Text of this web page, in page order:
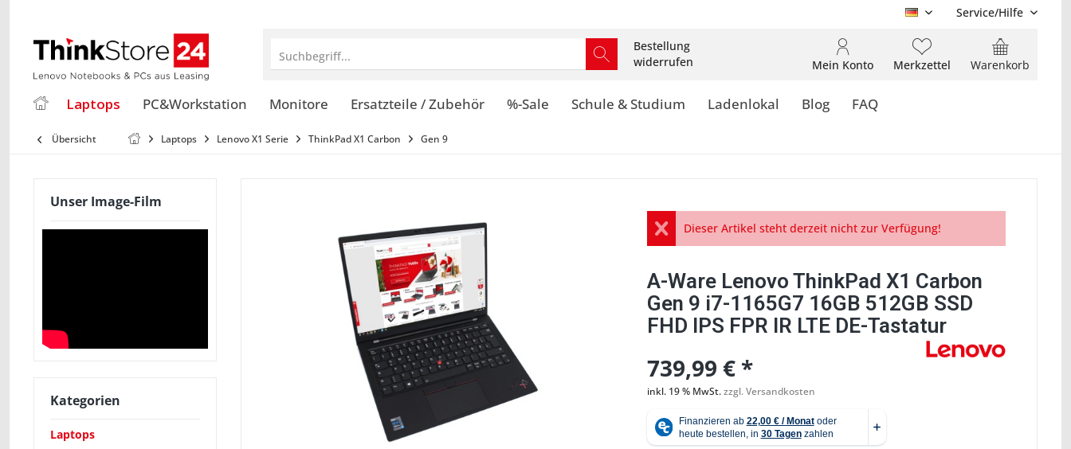
DE Service/Hilfe
Suchbegriff...
Bestellung
widerrufen
Warenkorb
Merkzettel
Mein Konto
Laptops PC&Workstation Monitore Ersatzteile / Zubehör %-Sale Schule & Studium Ladenlokal Blog FAQ
Übersicht Laptops Lenovo X1 Serie ThinkPad X1 Carbon Gen 9
Unser Image-Film
Kategorien
Laptops
Abbildung ähnlich
Dieser Artikel steht derzeit nicht zur Verfügung!
A-Ware Lenovo ThinkPad X1 Carbon
Gen 9 i7-1165G7 16GB 512GB SSD
FHD IPS FPR IR LTE DE-Tastatur
739,99 € *
inkl. 19 % MwSt.zzgl. Versandkosten